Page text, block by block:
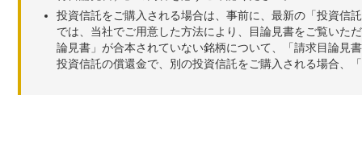
投資信託をご購入される場合は、事前に、最新の「投資信
では、当社でご用意した方法により、目論見書をご覧いた
論見書」が合本されていない銘柄について、「請求目論見
投資信託の償還金で、別の投資信託をご購入される場合、